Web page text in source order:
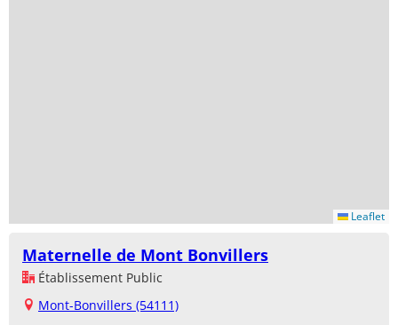
Leaflet
Maternelle de Mont Bonvillers
Établissement Public
Mont-Bonvillers (54111)